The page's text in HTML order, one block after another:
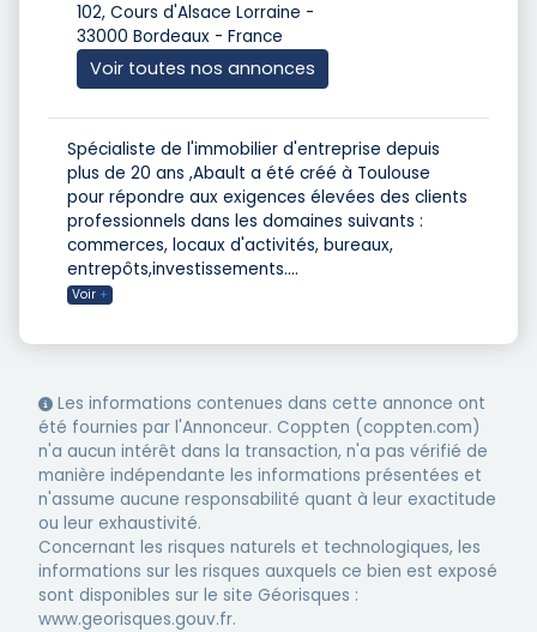
102, Cours d'Alsace Lorraine -
33000 Bordeaux - France
Voir toutes nos annonces
Spécialiste de l'immobilier d'entreprise depuis
plus de 20 ans ,Abault a été créé à Toulouse
pour répondre aux exigences élevées des clients
professionnels dans les domaines suivants :
commerces, locaux d'activités, bureaux,
entrepôts,investissements....
Voir +
Les informations contenues dans cette annonce ont
été fournies par l'Annonceur. Coppten (coppten.com)
n'a aucun intérêt dans la transaction, n'a pas vérifié de
manière indépendante les informations présentées et
n'assume aucune responsabilité quant à leur exactitude
ou leur exhaustivité.
Concernant les risques naturels et technologiques, les
informations sur les risques auxquels ce bien est exposé
sont disponibles sur le site Géorisques :
www.georisques.gouv.fr.